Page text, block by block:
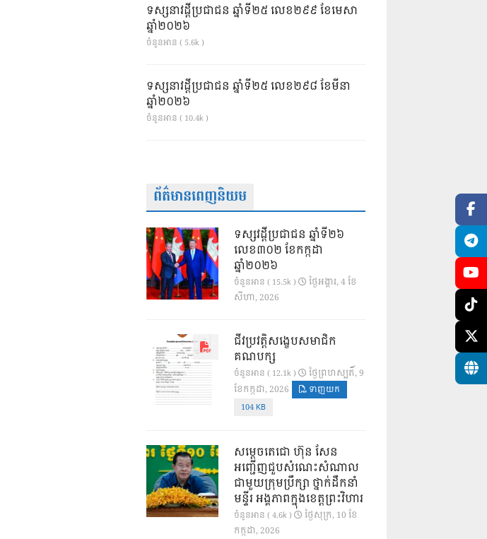
ទស្សនាវដ្ដីប្រជាជន ឆ្នាំទី២៥ លេខ២៩៩ ខែមេសា
ឆ្នាំ២០២៦
ចំនួនអាន ( 5.6k )
ទស្សនាវដ្ដីប្រជាជន ឆ្នាំទី២៥ លេខ២៩៨ ខែមីនា
ឆ្នាំ២០២៦
ចំនួនអាន ( 10.4k )
ព័ត៌មានពេញនិយម
ទស្សវដ្តីប្រជាជន ឆ្នាំទី២៦
លេខ៣០២ ខែកក្កដា
ឆ្នាំ២០២៦
ចំនួនអាន ( 15.5k )
ថ្ងៃ​អង្គារ, 4 ខែ​
សីហា, 2026
ជីវប្រវត្តិសង្ខេបសមាជិក
គណបក្ស
ចំនួនអាន ( 12.1k )
ថ្ងៃ​ព្រហស្បតិ៍, 9
ខែ​កក្កដា, 2026
ទាញយក
104 KB
សម្តេចតេជោ ហ៊ុន សែន
អញ្ជើញជួបសំណេះសំណាល
ជាមួយក្រុមប្រឹក្សា ថ្នាក់ដឹកនាំ
មន្ទីរ អង្គភាពក្នុងខេត្តព្រះវិហារ
ចំនួនអាន ( 4.6k )
ថ្ងៃ​សុក្រ, 10 ខែ​
កក្កដា, 2026